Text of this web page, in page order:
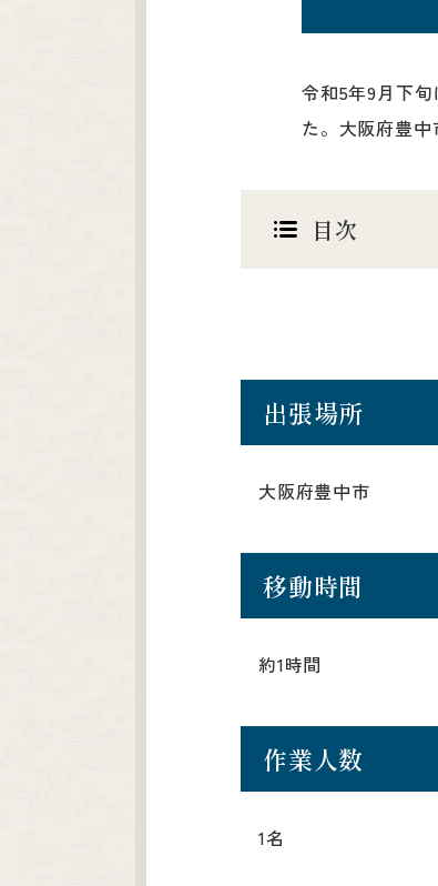
令和5年9月下
た。大阪府豊
目次
出張場所
大阪府豊中市
移動時間
約1時間
作業人数
1名